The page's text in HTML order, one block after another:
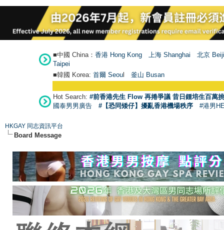
■中國 China： 香港 Hong Kong 上海 Shanghai
北京
Taipei
■韓國 Korea: 首爾 Seoul 釜山 Busan
Hot Search: #前香港先生 Flow 再捲爭議 昔日鍾培生百萬
國泰男男廣告
#【恐同矮仔】擾亂香港機場秩序 #港男
HKGAY 同志資訊平台
Board Message